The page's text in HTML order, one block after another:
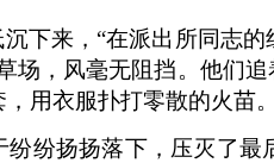
下来，“在派出所同志
场，风毫无阻挡。他们
用衣服扑打零散的火苗
纷扬扬落下，压灭了最